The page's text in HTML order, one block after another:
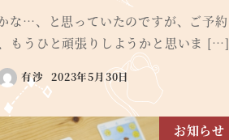
な…、と思っていたのですが、ご予約
もうひと頑張りしようかと思いま […]
有沙 2023年5月30日
お知らせ